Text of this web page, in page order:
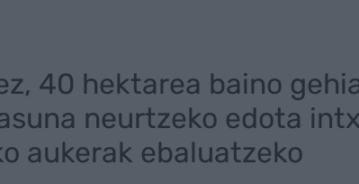
40 hektarea baino
neurtzeko edota
aukerak ebaluatzeko